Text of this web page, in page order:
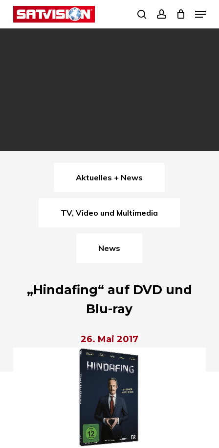
Skip
search
Menu
Aktuelles + News
TV, Video und Multimedia
News
„Hindafing“ auf DVD und
Blu-ray
26. Mai 2017